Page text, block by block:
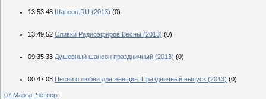
13:53:48 Шансон.RU (2013) (0)
13:49:52 Сливки Радиоэфиров Весны (2013) (0)
09:35:33 Душевный шансон праздничный (2013) (0)
00:47:03 Песни о любви для женщин. Праздничный выпуск (2013) (0)
07 Марта, Четверг